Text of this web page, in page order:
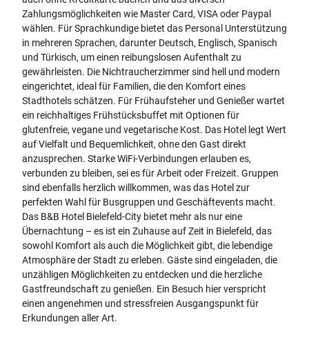
e
l
-
3
3
6
1
3
B
i
e
l
e
f
e
l
d
-
c
i
t
y
6
1
3
B
i
e
l
e
f
e
l
d
-
c
i
t
y
_
c
a
r
p
Zahlungsmöglichkeiten wie Master Card, VISA oder Paypal
wählen. Für Sprachkundige bietet das Personal Unterstützung
in mehreren Sprachen, darunter Deutsch, Englisch, Spanisch
und Türkisch, um einen reibungslosen Aufenthalt zu
gewährleisten. Die Nichtraucherzimmer sind hell und modern
eingerichtet, ideal für Familien, die den Komfort eines
Stadthotels schätzen. Für Frühaufsteher und Genießer wartet
ein reichhaltiges Frühstücksbuffet mit Optionen für
glutenfreie, vegane und vegetarische Kost. Das Hotel legt Wert
auf Vielfalt und Bequemlichkeit, ohne den Gast direkt
anzusprechen. Starke WiFi-Verbindungen erlauben es,
verbunden zu bleiben, sei es für Arbeit oder Freizeit. Gruppen
sind ebenfalls herzlich willkommen, was das Hotel zur
perfekten Wahl für Busgruppen und Geschäftevents macht.
Das B&B Hotel Bielefeld-City bietet mehr als nur eine
Übernachtung – es ist ein Zuhause auf Zeit in Bielefeld, das
sowohl Komfort als auch die Möglichkeit gibt, die lebendige
Atmosphäre der Stadt zu erleben. Gäste sind eingeladen, die
unzähligen Möglichkeiten zu entdecken und die herzliche
Gastfreundschaft zu genießen. Ein Besuch hier verspricht
einen angenehmen und stressfreien Ausgangspunkt für
Erkundungen aller Art.